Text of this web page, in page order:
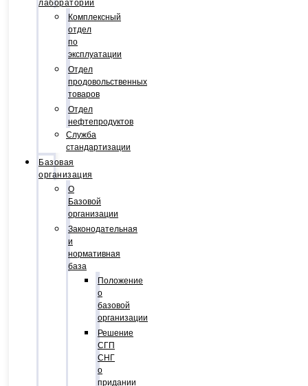
лаборатории
Комплексный
отдел
по
эксплуатации
Отдел
продовольственных
товаров
Отдел
нефтепродуктов
Служба
стандартизации
Базовая
организация
О
Базовой
организации
Законодательная
и
нормативная
база
Положение
о
базовой
организации
Решение
СГП
СНГ
о
придании